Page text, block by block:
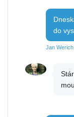
do
Jan Werich